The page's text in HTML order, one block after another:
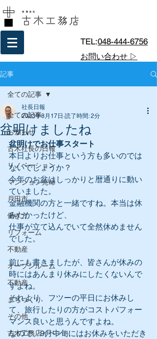
TEL:048-444-6756
お問い合わせ ▷
記事
全ての記事
お知らせ
古木社長の日報
リノベーション
マンション売却
戸田市
働き方
リフォーム
不動産
オープンルーム
不動産
まちづくり
その他
古木工務店イベント
全ての記事
盆明けましたね
社長日報
2023年8月17日 読了時間: 2分
盆明けでお仕事スタート
本日よりお仕事という方も多いのでは
ないでしょうか？
今年のお盆はしっかりと暦通りに動い
ていました。
金融機関の方と一緒ですね。本当は休
みたかったけど、
仕事が立て込んでいて全然休めません
でした。
前にも書きましたが、皆さんが休みの
時にはあんまり休みにしたくないんで
すよね。
それより、フツーの平日にお休みし
て、旅行したりの方がコストパフォー
マンス良いと思うんですよね。
なので、9月中旬にはお休みをいただき